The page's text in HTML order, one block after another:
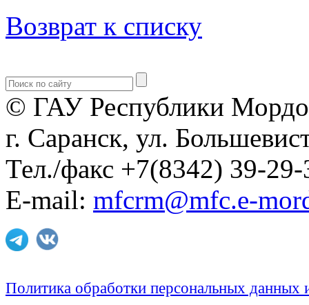
Возврат к списку
© ГАУ Республики
г. Саранск, ул.
Тел./факс +7(8342) 39-29-
E-mail: mfcrm@mfc.e-
Политика обработки персональных